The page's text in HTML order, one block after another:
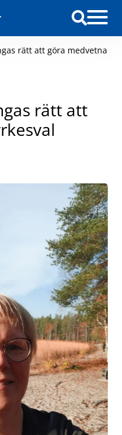
rätt att göra medvetna
rätt att